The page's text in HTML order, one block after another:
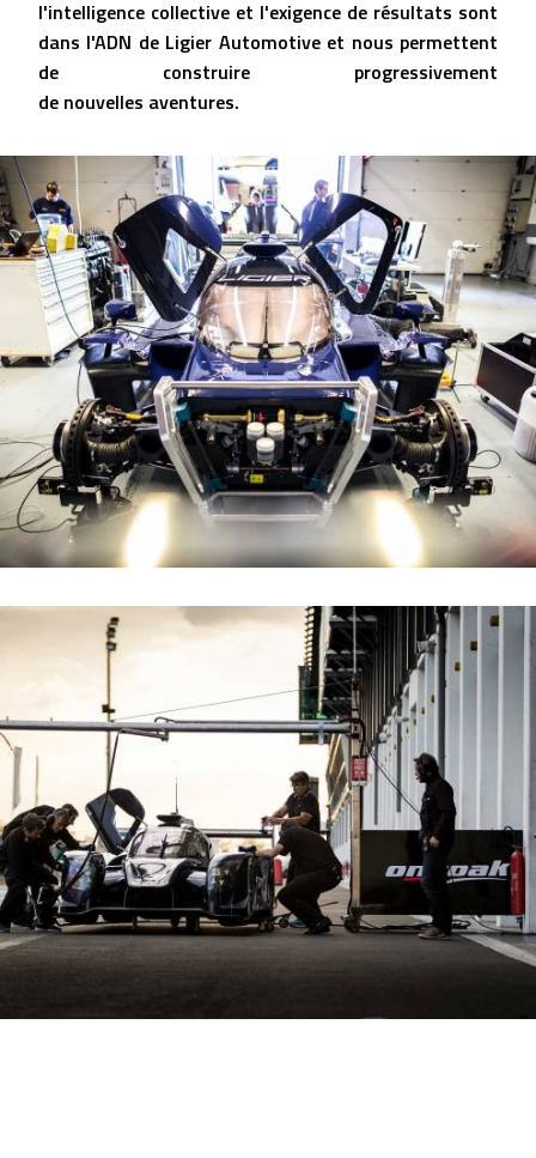
l'intelligence collective et l'exigence de résultats sont
dans l'ADN de Ligier Automotive et nous permettent
de construire progressivement
de nouvelles aventures.